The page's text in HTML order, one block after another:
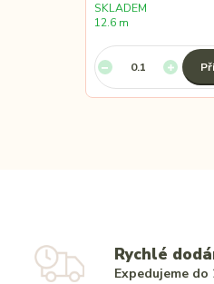
SKLADEM
12.6 m
Rychlé
Expedujeme do